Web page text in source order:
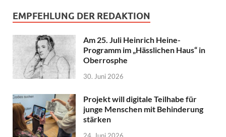
EMPFEHLUNG DER REDAKTION
Am 25. Juli Heinrich Heine-
Programm im „Hässlichen Haus“ in
Oberrosphe
30. Juni 2026
Projekt will digitale Teilhabe für
junge Menschen mit Behinderung
stärken